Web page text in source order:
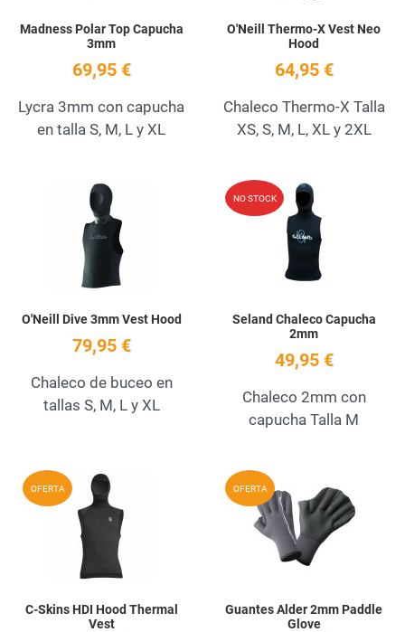
Madness Polar Top Capucha
3mm
69,95 €
Lycra 3mm con capucha
en talla S, M, L y XL
O'Neill Thermo-X Vest Neo
Hood
64,95 €
Chaleco Thermo-X Talla
XS, S, M, L, XL y 2XL
Add to Wishlist
O'Neill Dive 3mm Vest Hood
79,95 €
Chaleco de buceo en
tallas S, M, L y XL
NO STOCK
Seland Chaleco Capucha
2mm
49,95 €
Chaleco 2mm con
capucha Talla M
OFERTA Add to Wishlist
Quick View
C-Skins HDI Hood Thermal
Vest
OFERTA
Guantes Alder 2mm Paddle
Glove